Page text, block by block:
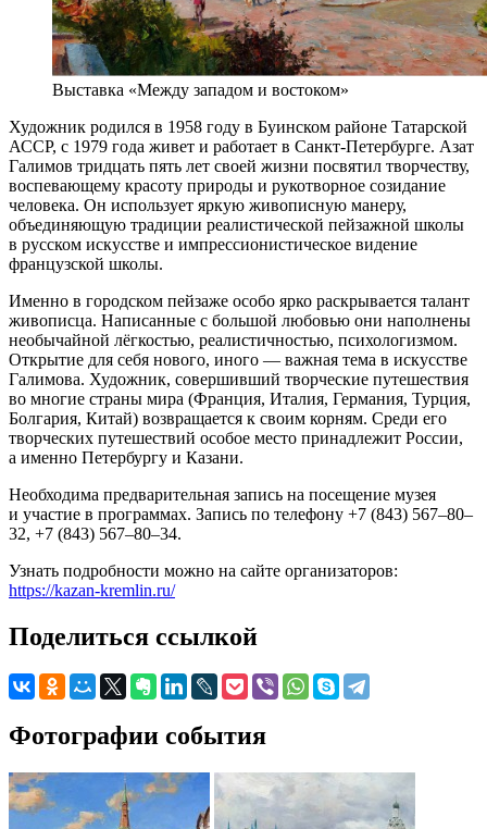
Выставка «Между западом и востоком»
Художник родился в 1958 году в Буинском районе Татарской
АССР, с 1979 года живет и работает в Санкт-Петербурге. Азат
Галимов тридцать пять лет своей жизни посвятил творчеству,
воспевающему красоту природы и рукотворное созидание
человека. Он использует яркую живописную манеру,
объединяющую традиции реалистической пейзажной школы
в русском искусстве и импрессионистическое видение
французской школы.
Именно в городском пейзаже особо ярко раскрывается талант
живописца. Написанные с большой любовью они наполнены
необычайной лёгкостью, реалистичностью, психологизмом.
Открытие для себя нового, иного — важная тема в искусстве
Галимова. Художник, совершивший творческие путешествия
во многие страны мира (Франция, Италия, Германия, Турция,
Болгария, Китай) возвращается к своим корням. Среди его
творческих путешествий особое место принадлежит России,
а именно Петербургу и Казани.
Необходима предварительная запись на посещение музея
и участие в программах. Запись по телефону +7 (843) 567–80–
32, +7 (843) 567–80–34.
Узнать подробности можно на сайте организаторов:
https://kazan-kremlin.ru/
Поделиться ссылкой
Фотографии события